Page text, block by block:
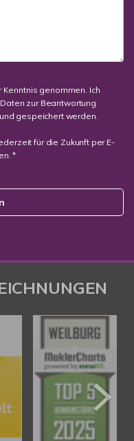
Kenntnis genommen. Ich
zur Beantwortung
gespeichert werden.
für die Zukunft per E-
*